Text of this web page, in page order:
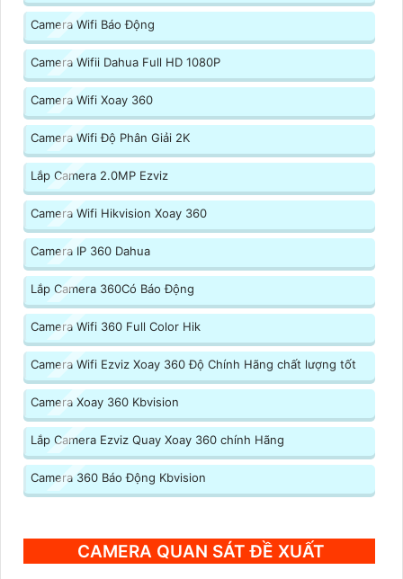
Camera Wifi Báo Động
Camera Wifii Dahua Full HD 1080P
Camera Wifi Xoay 360
Camera Wifi Độ Phân Giải 2K
Lắp Camera 2.0MP Ezviz
Camera Wifi Hikvision Xoay 360
Camera IP 360 Dahua
Lắp Camera 360Có Báo Động
Camera Wifi 360 Full Color Hik
Camera Wifi Ezviz Xoay 360 Độ Chính Hãng chất lượng tốt
Camera Xoay 360 Kbvision
Lắp Camera Ezviz Quay Xoay 360 chính Hãng
Camera 360 Báo Động Kbvision
CAMERA QUAN SÁT ĐỀ XUẤT